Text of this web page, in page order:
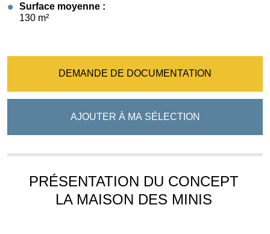
Surface moyenne :
130 m²
DEMANDE DE DOCUMENTATION
AJOUTER À MA SÉLECTION
PRÉSENTATION DU CONCEPT
LA MAISON DES MINIS